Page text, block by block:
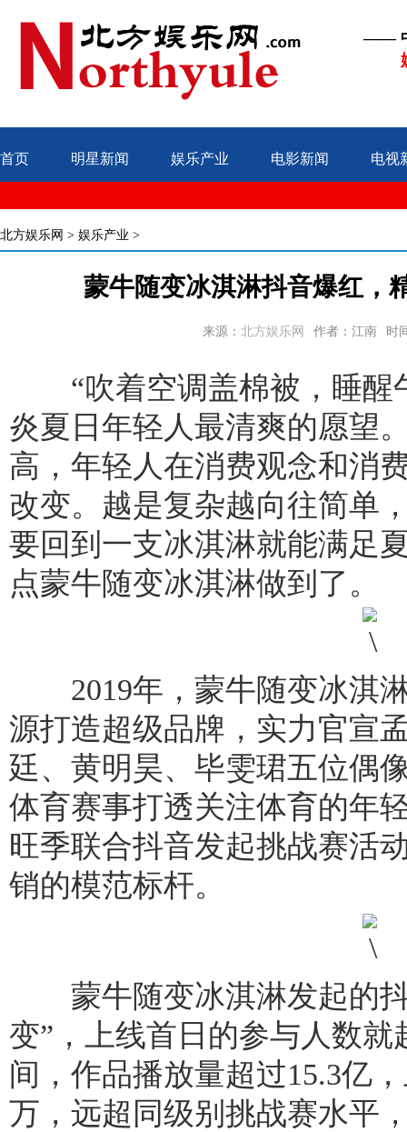
——
首页 明星新闻 娱乐产业 电影新闻 电视
北方娱乐网 > 娱乐产业 >
蒙牛随变冰淇淋抖音爆红，
来源： 北方娱乐网 作者：江南 时
“吹着空调盖棉被，睡醒
炎夏日年轻人最清爽的愿望
高，年轻人在消费观念和消
改变。越是复杂越向往简单
要回到一支冰淇淋就能满足
点蒙牛随变冰淇淋做到了。
2019年，蒙牛随变冰淇淋
源打造超级品牌，实力官宣
廷、黄明昊、毕雯珺五位偶
体育赛事打透关注体育的年
旺季联合抖音发起挑战赛活
销的模范标杆。
蒙牛随变冰淇淋发起的抖
变”，上线首日的参与人数就
间，作品播放量超过15.3亿
万，远超同级别挑战赛水平